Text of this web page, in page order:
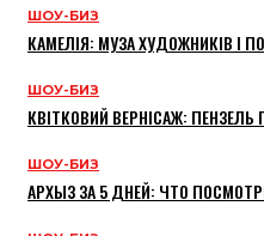
ШОУ-БИЗ
КАМЕЛІЯ: МУЗА ХУДОЖНИКІВ І
ШОУ-БИЗ
КВІТКОВИЙ ВЕРНІСАЖ:
ШОУ-БИЗ
АРХЫЗ ЗА 5 ДНЕЙ: ЧТО